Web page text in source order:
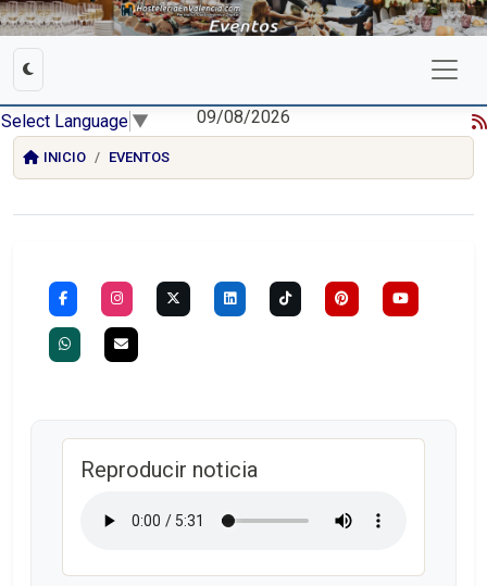
Select Language ▼ 09/08/2026
INICIO EVENTOS
Reproducir noticia